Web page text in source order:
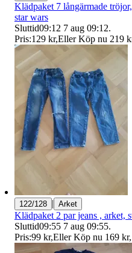
Klädpaket 7 långärmade
star wars
Sluttid09:12 7 aug 09:12.
Pris:129 kr,Eller Köp nu 219
122/128 | Arket
Klädpaket 2 par jeans , arket,
Sluttid09:55 7 aug 09:55.
Pris:99 kr,Eller Köp nu 169 kr,